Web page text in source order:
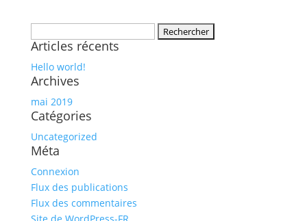
Articles récents
Hello world!
Archives
mai 2019
Catégories
Uncategorized
Méta
Connexion
Flux des publications
Flux des commentaires